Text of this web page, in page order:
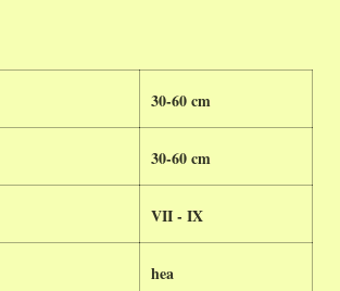
30-60 cm
30-60 cm
VII - IX
hea